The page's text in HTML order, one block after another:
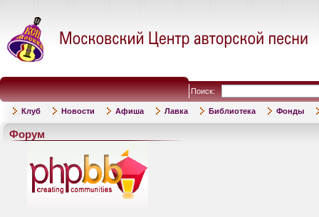
Поиск:
Клуб Новости Афиша Лавка Библиотека Фонды
Форум